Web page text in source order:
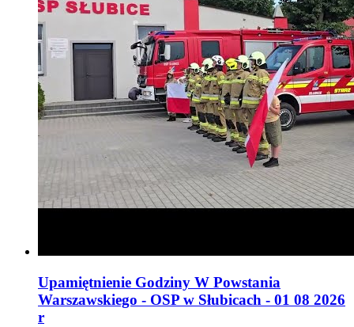
Upamiętnienie Godziny W Powstania
Warszawskiego - OSP w Słubicach - 01 08 2026
r